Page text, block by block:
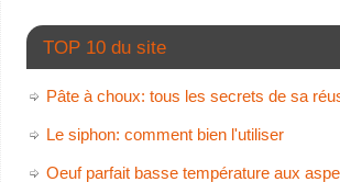
TOP 10 du site
Pâte à choux: tous les secrets de sa
Le siphon: comment bien l'utiliser
Oeuf parfait basse température aux